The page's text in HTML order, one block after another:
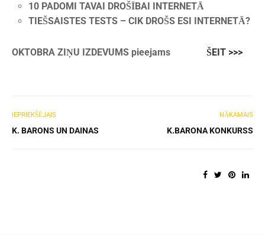
10 PADOMI TAVAI DROŠĪBAI INTERNETĀ
TIEŠSAISTES TESTS – CIK DROŠS ESI INTERNETĀ?
OKTOBRA ZIŅU IZDEVUMS pieejams ŠEIT >>>
IEPRIEKŠĒJAIS
K. BARONS UN DAINAS
NĀKAMAIS
K.BARONA KONKURSS